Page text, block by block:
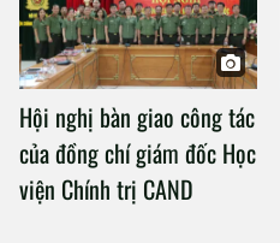
Hội nghị bàn giao công tác
của đồng chí giám đốc Học
viện Chính trị CAND